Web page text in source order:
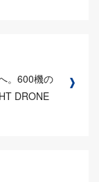
。600機の
DRONE